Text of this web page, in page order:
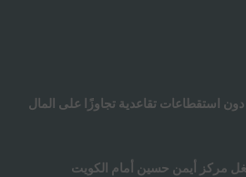
استقطاعات تقاعدية تجاوزًا على المال
مركز أيمن حسين أمام الكويت